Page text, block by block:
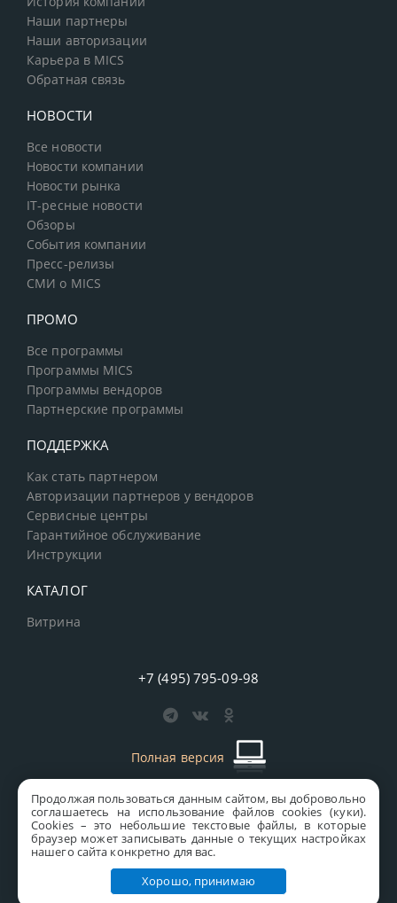
Продолжая пользоваться данным сайтом, вы добровольно
соглашаетесь на использование файлов cookies (куки).
Сookies – это небольшие текстовые файлы, в которые
браузер может записывать данные о текущих настройках
нашего сайта конкретно для вас.
Хорошо, принимаю
Наши партнеры
Наши авторизации
Карьера в MICS
Обратная связь
НОВОСТИ
Все новости
Новости компании
Новости рынка
IT-ресные новости
Обзоры
События компании
Пресс-релизы
СМИ о MICS
ПРОМО
Все программы
Программы MICS
Программы вендоров
Партнерские программы
ПОДДЕРЖКА
Как стать партнером
Авторизации партнеров у вендоров
Сервисные центры
Гарантийное обслуживание
Инструкции
КАТАЛОГ
Витрина
+7 (495) 795-09-98
Полная версия
старая версия сайтаMICS
Все права защищены © 1997-2026 MICS Distribution Company
Правовая информация